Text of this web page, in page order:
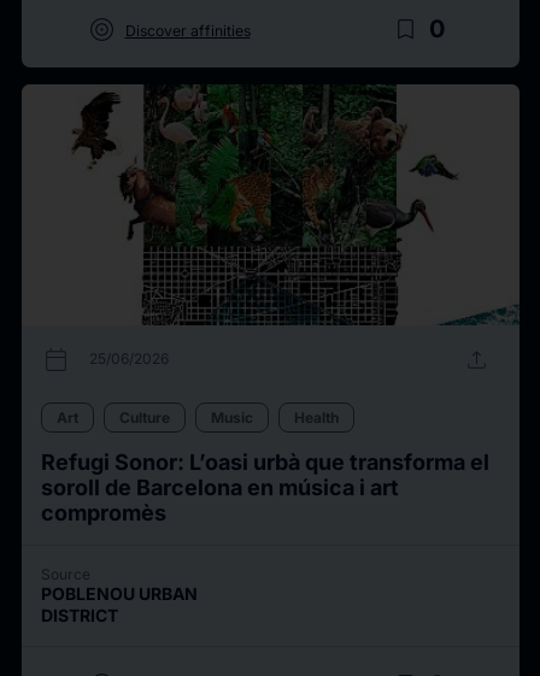
target Discover affinities bookmark_border 0
calendar_today 25/06/2026 upload
Art Culture Music Health
Refugi Sonor: L’oasi urbà que transforma el
soroll de Barcelona en música i art
compromès
Source
POBLENOU URBAN
DISTRICT